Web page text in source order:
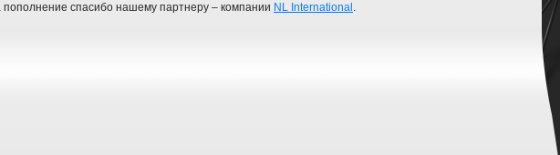
пополнение спасибо нашему партнеру – компании NL International .